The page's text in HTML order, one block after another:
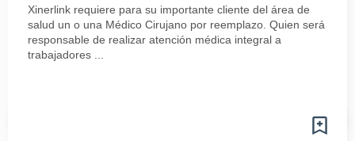
Xinerlink requiere para su importante cliente del área de
salud un o una Médico Cirujano por reemplazo. Quien será
responsable de realizar atención médica integral a
trabajadores ...